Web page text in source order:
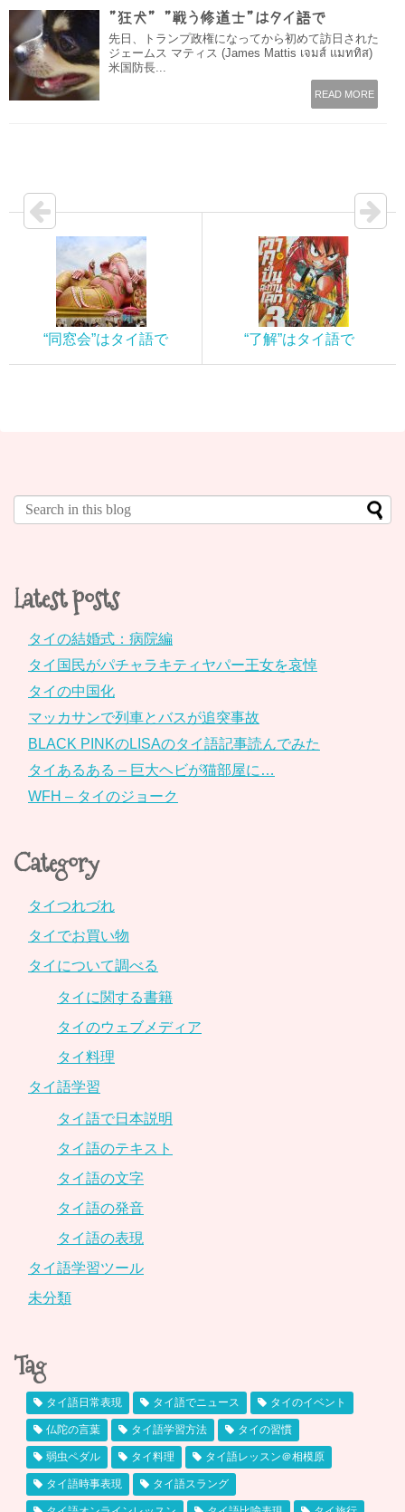
”狂犬” ”戦う修道士”はタイ語で
先日、トランプ政権になってから初めて訪日された
ジェームス マティス (James Mattis เจมส์ แมททิส)
米国防長...
READ MORE
“同窓会”はタイ語で “了解”はタイ語で
Latest posts
タイの結婚式：病院編
タイ国民がパチャラキティヤパー王女を哀悼
タイの中国化
マッカサンで列車とバスが追突事故
BLACK PINKのLISAのタイ語記事読んでみた
タイあるある – 巨大ヘビが猫部屋に…
WFH – タイのジョーク
Category
タイつれづれ
タイでお買い物
タイについて調べる
タイに関する書籍
タイのウェブメディア
タイ料理
タイ語学習
タイ語で日本説明
タイ語のテキスト
タイ語の文字
タイ語の発音
タイ語の表現
タイ語学習ツール
未分類
Tag
タイ語日常表現 タイ語でニュース タイのイベント
仏陀の言葉 タイ語学習方法 タイの習慣
弱虫ペダル タイ料理 タイ語レッスン＠相模原
タイ語時事表現 タイ語スラング